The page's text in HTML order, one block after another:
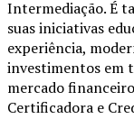
Intermediação. É
suas iniciativas
experiência,
investimentos em
mercado
Certificadora e